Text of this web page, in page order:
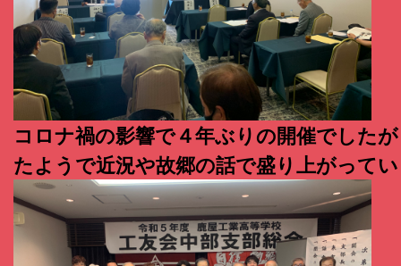
コロナ禍の影響で４年ぶりの開催でした
たようで近況や故郷の話で盛り上がって